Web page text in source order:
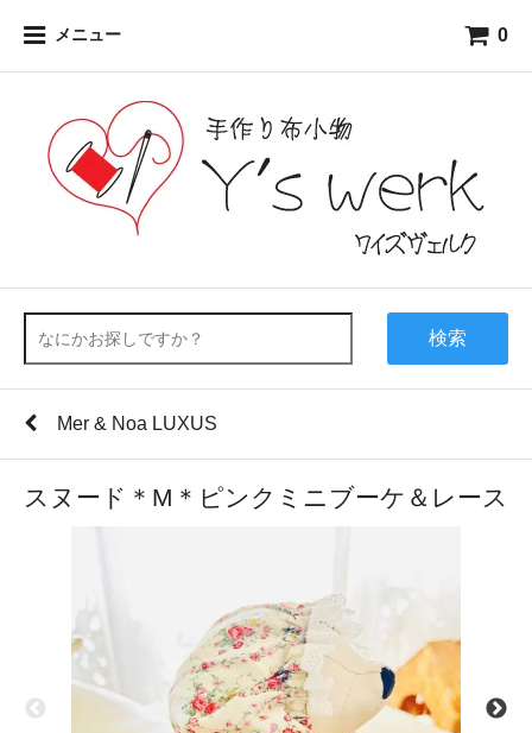
メニュー 0
検索
Mer & Noa LUXUS
スヌード＊M＊ピンクミニブーケ＆レース